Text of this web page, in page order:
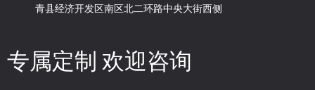
青县经济开发区南区北二环路中央大街西侧
专属定制 欢迎咨询